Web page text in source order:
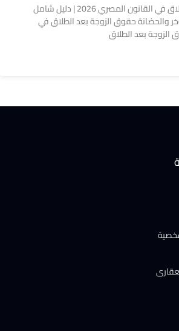
حقوق الزوجة بعد الطلاق في القانون المصري 2026 | دليل شامل
والحضانة حقوق الزوجة بعد الطلاق في
بعد الطلاق